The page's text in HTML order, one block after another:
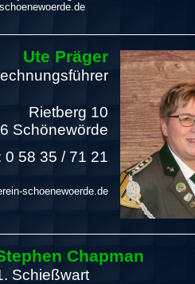
schoenewoerde.de
Ute Präger
Rietberg 10
Schönewörde
0 58 35 / 71 21
schoenewoerde.de
Chapman
Schießwart